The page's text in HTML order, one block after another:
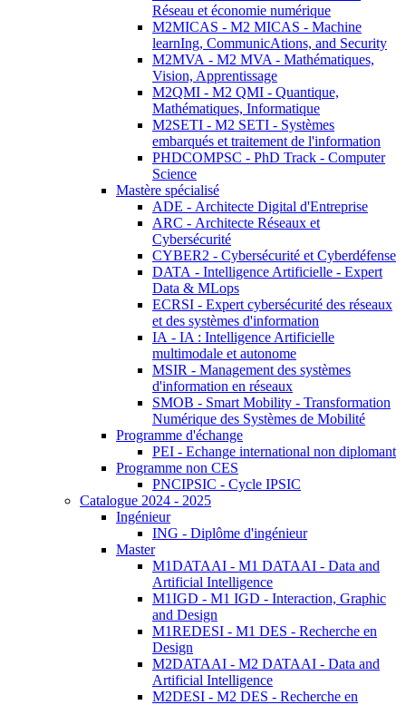
Réseau et économie numérique
M2MICAS - M2 MICAS - Machine
learnIng, CommunicAtions, and Security
M2MVA - M2 MVA - Mathématiques,
Vision, Apprentissage
M2QMI - M2 QMI - Quantique,
Mathématiques, Informatique
M2SETI - M2 SETI - Systèmes
embarqués et traitement de l'information
PHDCOMPSC - PhD Track - Computer
Science
Mastère spécialisé
ADE - Architecte Digital d'Entreprise
ARC - Architecte Réseaux et
Cybersécurité
CYBER2 - Cybersécurité et Cyberdéfense
DATA - Intelligence Artificielle - Expert
Data & MLops
ECRSI - Expert cybersécurité des réseaux
et des systèmes d'information
IA - IA : Intelligence Artificielle
multimodale et autonome
MSIR - Management des systèmes
d'information en réseaux
SMOB - Smart Mobility - Transformation
Numérique des Systèmes de Mobilité
Programme d'échange
PEI - Echange international non diplomant
Programme non CES
PNCIPSIC - Cycle IPSIC
Catalogue 2024 - 2025
Ingénieur
ING - Diplôme d'ingénieur
Master
M1DATAAI - M1 DATAAI - Data and
Artificial Intelligence
M1IGD - M1 IGD - Interaction, Graphic
and Design
M1REDESI - M1 DES - Recherche en
Design
M2DATAAI - M2 DATAAI - Data and
Artificial Intelligence
M2DESI - M2 DES - Recherche en